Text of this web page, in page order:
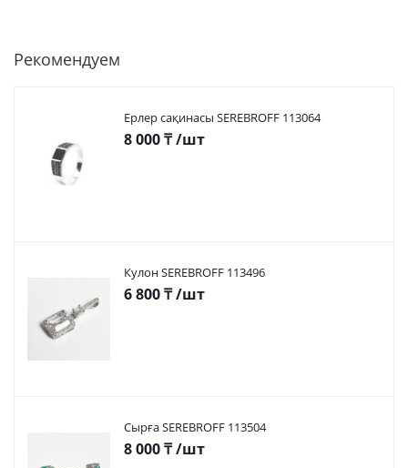
Рекомендуем
Ерлер сақинасы SEREBROFF 113064
8 000₸/шт
Кулон SEREBROFF 113496
6 800₸/шт
Сырға SEREBROFF 113504
8 000₸/шт